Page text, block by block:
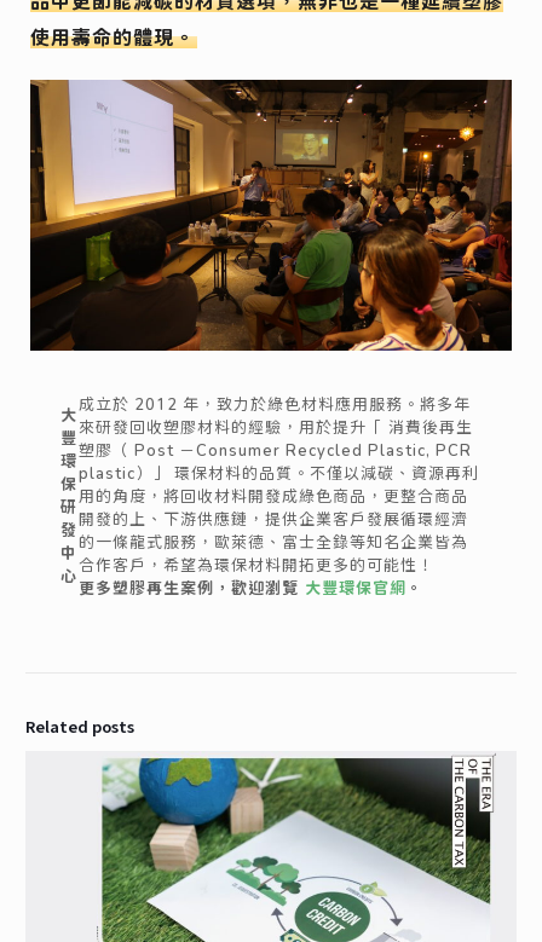
使用壽命的體現。
大
豐
環
保
研
發
中
心
成立於 2012 年，致力於綠色材料應用服務。將多年
來研發回收塑膠材料的經驗，用於提升「 消費後再生
塑膠（ Post －Consumer Recycled Plastic, PCR
plastic）」 環保材料的品質。不僅以減碳、資源再利
用的角度，將回收材料開發成綠色商品，更整合商品
開發的上、下游供應鏈，提供企業客戶發展循環經濟
的一條龍式服務，歐萊德、富士全錄等知名企業皆為
合作客戶，希望為環保材料開拓更多的可能性！
更多塑膠再生案例，歡迎瀏覽 大豐環保官網 。
Related posts